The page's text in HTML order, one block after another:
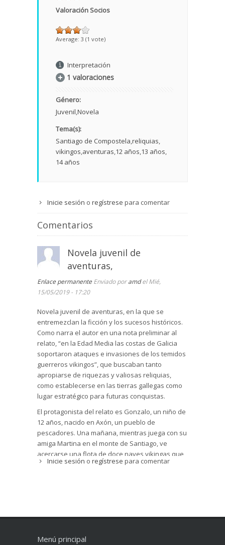
Valoración Socios
Average: 3 (1 vote)
Interpretación
1 valoraciones
Género:
Juvenil Novela
Tema(s):
Santiago de Compostela reliquias
vikingos aventuras 12 años 13 años
14 años
Inicie sesión o regístrese para comentar
Comentarios
Novela juvenil de
aventuras,
Enlace permanente Enviado poramdel Mié,
15/05/2019 - 17:20
Novela juvenil de aventuras, en la que se
entremezclan la ficción y los sucesos históricos.
Como narra el autor en una nota preliminar al
relato, “en la Edad Media las costas de Galicia
soportaron ataques e invasiones de los temidos
guerreros vikingos”, que buscaban tanto
apropiarse de riquezas y valiosas reliquias,
como establecerse en las tierras gallegas como
lugar estratégico para futuras conquistas.
El protagonista del relato es Gonzalo, un niño de
12 años, nacido en Axón, un pueblo de
pescadores. Una mañana, mientras juega con su
amiga Martina en el monte de Santiago, ve
acercarse una flota de doce naves vikingas que
invaden la costa y saquean su pequeña aldea. A
decía que había pertenecido al Apóstol
un monje del cercano monasterio de San Benito;
Inicie sesión o regístrese para comentar
Menú principal